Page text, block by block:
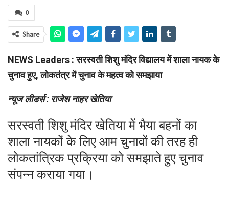
0
Share
NEWS Leaders : सरस्वती शिशु मंदिर विद्यालय में शाला नायक के
चुनाव हुए, लोकतंत्र में चुनाव के महत्व को समझाया
न्यूज लीडर्स : राजेश नाहर खेतिया
सरस्वती शिशु मंदिर खेतिया में भैया बहनों का
शाला नायकों के लिए आम चुनावों की तरह ही
लोकतांत्रिक प्रक्रिया को समझाते हुए चुनाव
संपन्न कराया गया।